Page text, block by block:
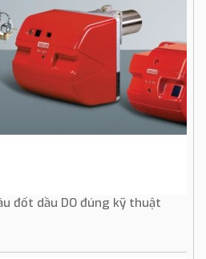
đốt dầu DO đúng kỹ thuật